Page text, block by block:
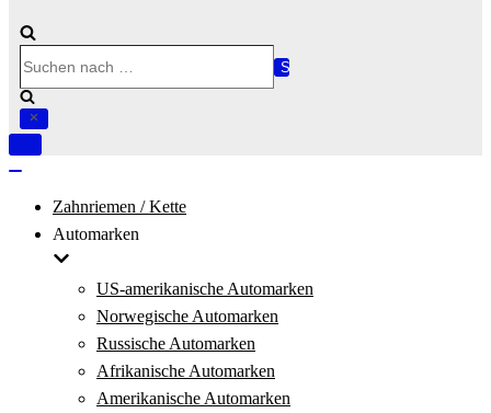
nach …
Navigation
Zahnriemen / Kette
Automarken
US-amerikanische Automarken
Norwegische Automarken
Russische Automarken
Afrikanische Automarken
Amerikanische Automarken